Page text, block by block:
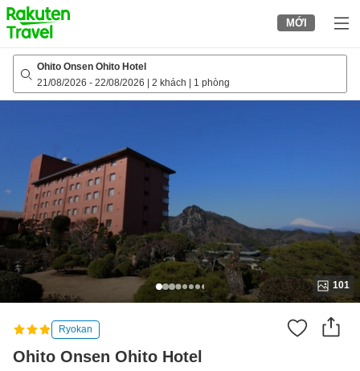
to
top
page
MỚI
Ohito Onsen Ohito Hotel
21/08/2026 - 22/08/2026 2 khách 1 phòng
101
Ryokan
Ohito Onsen Ohito Hotel